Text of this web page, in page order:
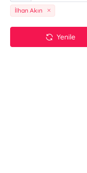
İlhan Akın
Yenile